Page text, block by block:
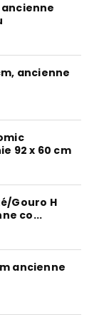
ancienne
ancienne
92 x 60 cm
Gouro H
co...
ancienne